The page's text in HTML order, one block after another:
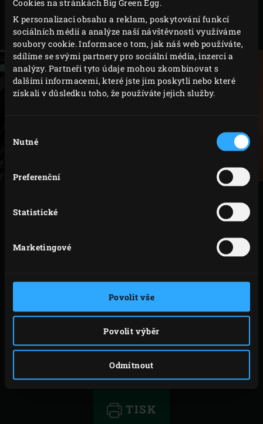
Cookies na stránkách Big Green Egg.
K personalizaci obsahu a reklam, poskytování funkcí
sociálních médií a analýze naší návštěvnosti využíváme
soubory cookie. Informace o tom, jak náš web používáte,
sdílíme se svými partnery pro sociální média, inzerci a
analýzy. Partneři tyto údaje mohou zkombinovat s
dalšími informacemi, které jste jim poskytli nebo které
získali v důsledku toho, že používáte jejich služby.
souhlasu
Nutné
Preferenční
Statistické
Marketingové
Povolit vše
Povolit výběr
Odmítnout
Takto připravené fíky naskládejte do keramické
mísy.
Pečte cca 10 minut. Mezitím potřete plátky chleba
stranách.
Oloupaný česnek rozetřete na jednu stranu chleba a
položte na něj plátek šunky.
Vytáhněte mísu z EGG. Na každou bruschettu
položte jeden pražený fík. Na závěr pokapte
TISK